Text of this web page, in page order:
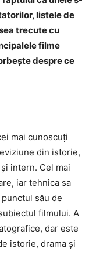
listele de
trecute cu
filme
despre ce
mai cunoscuți
din istorie,
intern. Cel mai
iar tehnica sa
său de
filmului. A
dar este
istorie, drama și